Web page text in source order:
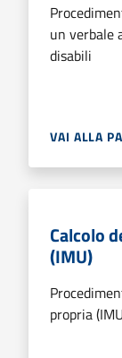
un verbale
disabili
VAI ALLA
Calcolo
(IMU)
propria